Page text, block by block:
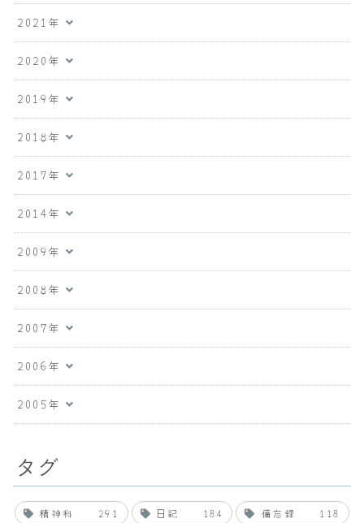
2021年
2020年
2019年
2018年
2017年
2014年
2009年
2008年
2007年
2006年
2005年
タグ
精神科 291 日記 184 備忘録
118